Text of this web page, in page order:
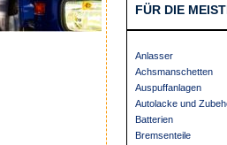
FÜR DIE
Anlasser
Achsmanschetten
Auspuffanlagen
Autolacke und
Batterien
Bremsenteile